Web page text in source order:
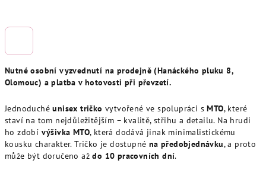
Nutné osobní vyzvednutí na prodejně (Hanáckého pluku 8,
Olomouc) a platba v hotovosti při převzetí.
Jednoduchéunisex tričko vytvořené ve spolupráci sMTO, které
staví na tom nejdůležitějším – kvalitě, střihu a detailu. Na hrudi
ho zdobí výšivka MTO, která dodává jinak minimalistickému
kousku charakter. Tričko je dostupné na předobjednávku, a proto
může být doručeno aždo 10 pracovních dní.